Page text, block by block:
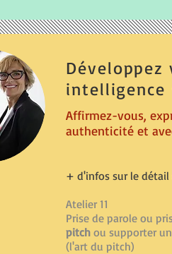
Développez
Affirmez-vous,
authenticité et
+ d'infos sur le détail
Atelier 11
Prise de parole ou
pitch ou supporter
(l'art du pitch)